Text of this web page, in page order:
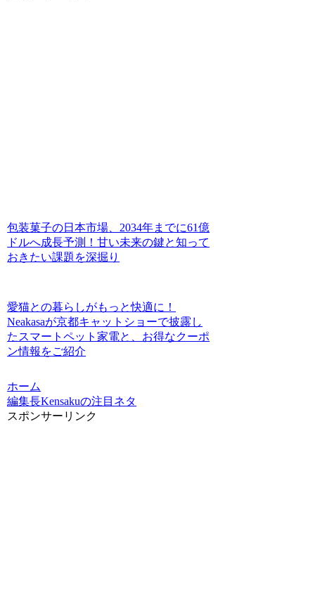
包装菓子の日本市場、2034年までに61億
ドルへ成長予測！甘い未来の鍵と知って
おきたい課題を深掘り
愛猫との暮らしがもっと快適に！
Neakasaが京都キャットショーで披露し
たスマートペット家電と、お得なクーポ
ン情報をご紹介
ホーム
編集長Kensakuの注目ネタ
スポンサーリンク